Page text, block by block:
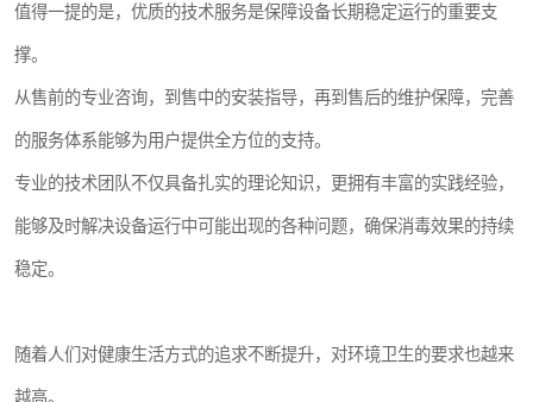
值得一提的是，优质的技术服务是保障设备长期稳定运行的重要支
撑。
从售前的专业咨询，到售中的安装指导，再到售后的维护保障，完善
的服务体系能够为用户提供全方位的支持。
专业的技术团队不仅具备扎实的理论知识，更拥有丰富的实践经验，
能够及时解决设备运行中可能出现的各种问题，确保消毒效果的持续
稳定。
随着人们对健康生活方式的追求不断提升，对环境卫生的要求也越来
越高。